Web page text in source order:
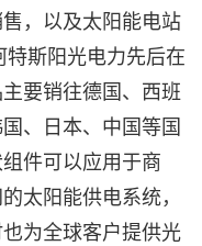
，以及太阳能电站
斯阳光电力先后在
要销往德国、西班
、日本、中国等国
件可以应用于商
太阳能供电系统，
为全球客户提供光